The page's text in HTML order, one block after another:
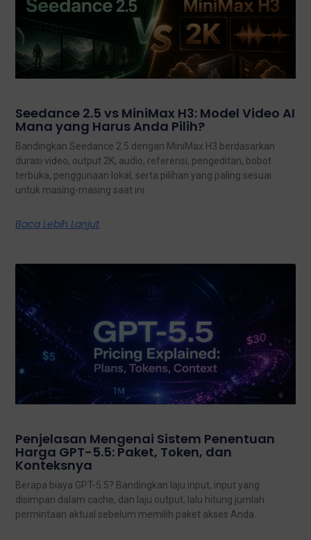
Seedance 2.5 vs MiniMax H3: Model Video AI
Mana yang Harus Anda Pilih?
Bandingkan Seedance 2.5 dengan MiniMax H3 berdasarkan
durasi video, output 2K, audio, referensi, pengeditan, bobot
terbuka, penggunaan lokal, serta pilihan yang paling sesuai
untuk masing-masing saat ini.
Baca Lebih Lanjut
Penjelasan Mengenai Sistem Penentuan
Harga GPT-5.5: Paket, Token, dan
Konteksnya
Berapa biaya GPT-5.5? Bandingkan laju input, input yang
disimpan dalam cache, dan laju output, lalu hitung jumlah
permintaan aktual sebelum memilih paket akses Anda.